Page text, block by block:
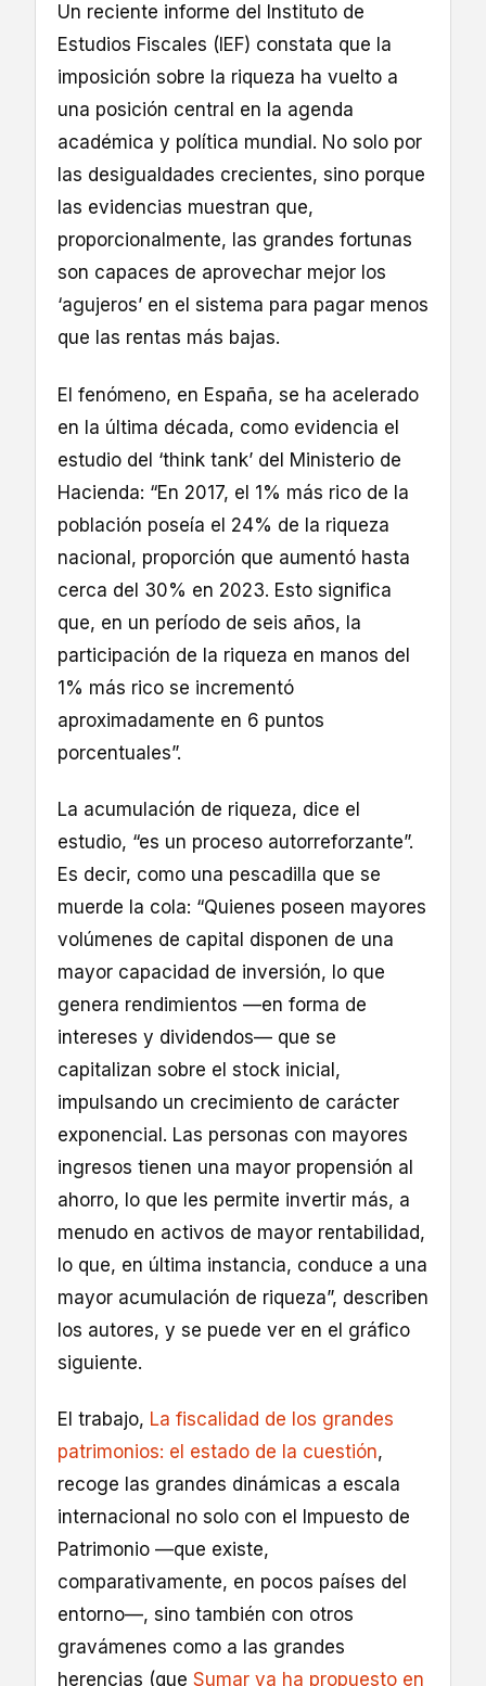
Un reciente informe del Instituto de
Estudios Fiscales (IEF) constata que la
imposición sobre la riqueza ha vuelto a
una posición central en la agenda
académica y política mundial. No solo por
las desigualdades crecientes, sino porque
las evidencias muestran que,
proporcionalmente, las grandes fortunas
son capaces de aprovechar mejor los
‘agujeros’ en el sistema para pagar menos
que las rentas más bajas.
El fenómeno, en España, se ha acelerado
en la última década, como evidencia el
estudio del ‘think tank’ del Ministerio de
Hacienda: “En 2017, el 1% más rico de la
población poseía el 24% de la riqueza
nacional, proporción que aumentó hasta
cerca del 30% en 2023. Esto significa
que, en un período de seis años, la
participación de la riqueza en manos del
1% más rico se incrementó
aproximadamente en 6 puntos
porcentuales”.
La acumulación de riqueza, dice el
estudio, “es un proceso autorreforzante”.
Es decir, como una pescadilla que se
muerde la cola: “Quienes poseen mayores
volúmenes de capital disponen de una
mayor capacidad de inversión, lo que
genera rendimientos —en forma de
intereses y dividendos— que se
capitalizan sobre el stock inicial,
impulsando un crecimiento de carácter
exponencial. Las personas con mayores
ingresos tienen una mayor propensión al
ahorro, lo que les permite invertir más, a
menudo en activos de mayor rentabilidad,
lo que, en última instancia, conduce a una
mayor acumulación de riqueza”, describen
los autores, y se puede ver en el gráfico
siguiente.
El trabajo, La fiscalidad de los grandes
patrimonios: el estado de la cuestión,
recoge las grandes dinámicas a escala
internacional no solo con el Impuesto de
Patrimonio —que existe,
comparativamente, en pocos países del
entorno—, sino también con otros
gravámenes como a las grandes
herencias (que Sumar ya ha propuesto en